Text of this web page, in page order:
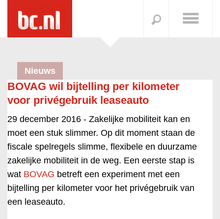
Nieuws
BOVAG wil bijtelling per kilometer
voor privégebruik leaseauto
29 december 2016 - Zakelijke mobiliteit kan en
moet een stuk slimmer. Op dit moment staan de
fiscale spelregels slimme, flexibele en duurzame
zakelijke mobiliteit in de weg. Een eerste stap is
wat BOVAG betreft een experiment met een
bijtelling per kilometer voor het privégebruik van
een leaseauto.